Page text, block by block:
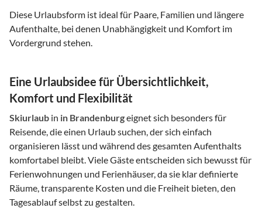
Diese Urlaubsform ist ideal für Paare, Familien und längere
Aufenthalte, bei denen Unabhängigkeit und Komfort im
Vordergrund stehen.
Eine Urlaubsidee für Übersichtlichkeit,
Komfort und Flexibilität
Skiurlaub in in Brandenburgeignet sich besonders für
Reisende, die einen Urlaub suchen, der sich einfach
organisieren lässt und während des gesamten Aufenthalts
komfortabel bleibt. Viele Gäste entscheiden sich bewusst für
Ferienwohnungen und Ferienhäuser, da sie klar definierte
Räume, transparente Kosten und die Freiheit bieten, den
Tagesablauf selbst zu gestalten.